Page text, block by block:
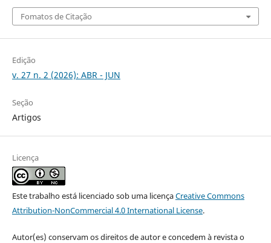
Fomatos de Citação
Edição
v. 27 n. 2 (2026): ABR - JUN
Seção
Artigos
Licença
Este trabalho está licenciado sob uma licençaCreative Commons
Attribution-NonCommercial 4.0 International License.
Autor(es) conservam os direitos de autor e concedem à revista o